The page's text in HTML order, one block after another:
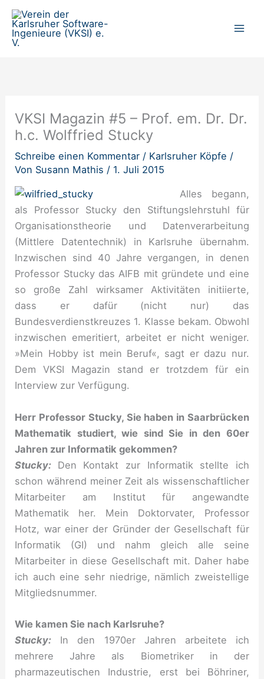
Zum
Inhalt
springen
VKSI Magazin #5 – Prof. em. Dr. Dr.
h.c. Wolffried Stucky
Schreibe einen Kommentar / Karlsruher Köpfe /
Von Susann Mathis / 1. Juli 2015
Alles begann,
als Professor Stucky den Stiftungslehrstuhl für
Organisationstheorie und Datenverarbeitung
(Mittlere Datentechnik) in Karlsruhe übernahm.
Inzwischen sind 40 Jahre vergangen, in denen
Professor Stucky das AIFB mit gründete und eine
so große Zahl wirksamer Aktivitäten initiierte,
dass er dafür (nicht nur) das
Bundesverdienstkreuzes 1. Klasse bekam. Obwohl
inzwischen emeritiert, arbeitet er nicht weniger.
»Mein Hobby ist mein Beruf«, sagt er dazu nur.
Dem VKSI Magazin stand er trotzdem für ein
Interview zur Verfügung.
Herr Professor Stucky, Sie haben in Saarbrücken
Mathematik studiert, wie sind Sie in den 60er
Jahren zur Informatik gekommen?
Stucky: Den Kontakt zur Informatik stellte ich
schon während meiner Zeit als wissenschaftlicher
Mitarbeiter am Institut für angewandte
Mathematik her. Mein Doktorvater, Professor
Hotz, war einer der Gründer der Gesellschaft für
Informatik (GI) und nahm gleich alle seine
Mitarbeiter in diese Gesellschaft mit. Daher habe
ich auch eine sehr niedrige, nämlich zweistellige
Mitgliedsnummer.
Wie kamen Sie nach Karlsruhe?
Stucky: In den 1970er Jahren arbeitete ich
mehrere Jahre als Biometriker in der
pharmazeutischen Industrie, erst bei Böhriner,